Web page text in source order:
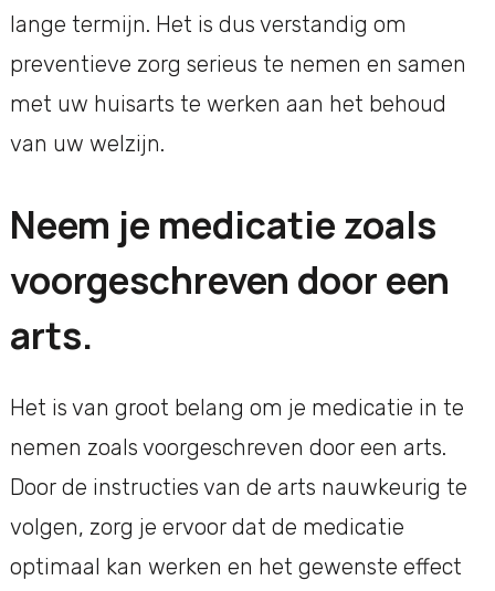
lange termijn. Het is dus verstandig om
preventieve zorg serieus te nemen en samen
met uw huisarts te werken aan het behoud
van uw welzijn.
Neem je medicatie zoals
voorgeschreven door een
arts.
Het is van groot belang om je medicatie in te
nemen zoals voorgeschreven door een arts.
Door de instructies van de arts nauwkeurig te
volgen, zorg je ervoor dat de medicatie
optimaal kan werken en het gewenste effect